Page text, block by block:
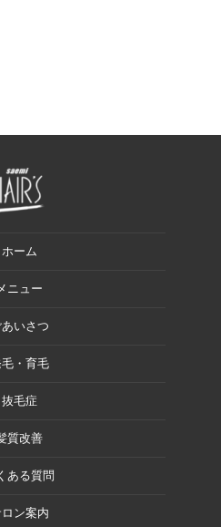
ホーム
ニュー
あいさつ
・育毛
抜毛症
質改善
ある質問
ン案内